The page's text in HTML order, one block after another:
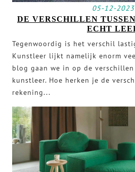
05-12-2023
DE VERSCHILLEN
ECHT
Tegenwoordig is het verschil
Kunstleer lijkt namelijk enorm
blog gaan we in op de
kunstleer. Hoe herken je de
rekening...